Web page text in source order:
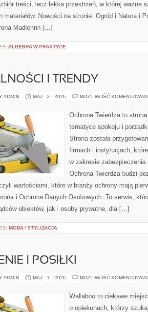
treści, lecz lekka przestrzeń, w której ważne
materiałów. Nowości na stronie: Ogród i Natura i
Madlennn […]
ALGEBRA W PRAKTYCE
I TRENDY
ADMIN MAJ - 2 - 2026 MOŻLIWOŚĆ
Ochrona Twierdza to
tematyce spokoju i
Strona została
firmach i instytucjach,
w zakresie
Ochrona Twierdza budzi
wartościami, które w branży ochrony mają
i Ochrona Danych Osobowych. To serwis,
obiektów, jak i osoby prywatne, dla […]
MODA I STYLIZACJA
I POSIŁKI
ADMIN MAJ - 1 - 2026 MOŻLIWOŚĆ
Wallaboo to ciekawe
o opiekunach, którzy